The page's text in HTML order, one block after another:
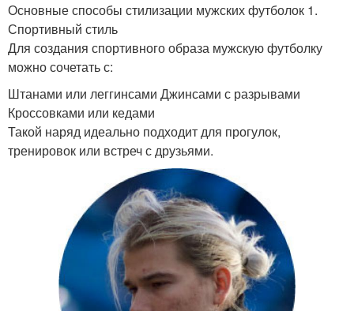
Основные способы стилизации мужских футболок 1.
Спортивный стиль
Для создания спортивного образа мужскую футболку
можно сочетать с:
Штанами или леггинсами Джинсами с разрывами
Кроссовками или кедами
Такой наряд идеально подходит для прогулок,
тренировок или встреч с друзьями.